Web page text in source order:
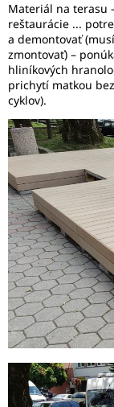
Materiál na terasu
reštaurácie ...
a demontovať
zmontovať) –
hliníkových
prichytí matkou
cyklov).